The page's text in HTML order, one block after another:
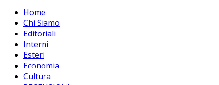
Home
Chi Siamo
Editoriali
Interni
Esteri
Economia
Cultura